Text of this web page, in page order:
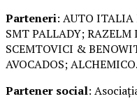
Parteneri: AUTO ITALIA
SMT PALLADY; RAZELM
SCEMTOVICI &
AVOCADOS; ALCHEMICO.
Partener social: